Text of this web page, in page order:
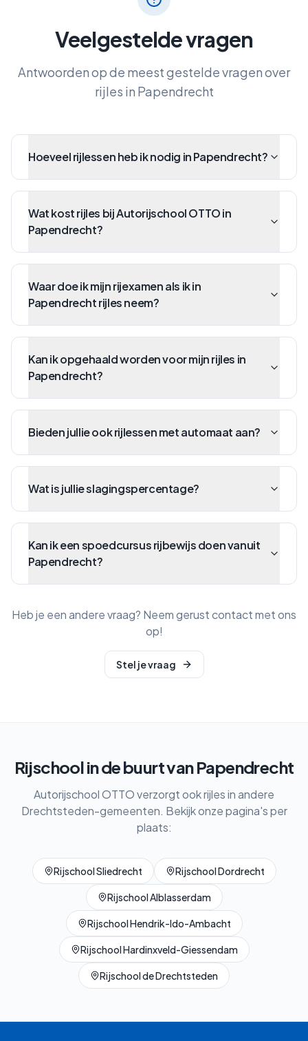
Veelgestelde vragen
Antwoorden op de meest gestelde vragen over
rijles in Papendrecht
Hoeveel rijlessen heb ik nodig in Papendrecht?
Wat kost rijles bij Autorijschool OTTO in
Papendrecht?
Waar doe ik mijn rijexamen als ik in
Papendrecht rijles neem?
Kan ik opgehaald worden voor mijn rijles in
Papendrecht?
Bieden jullie ook rijlessen met automaat aan?
Wat is jullie slagingspercentage?
Kan ik een spoedcursus rijbewijs doen vanuit
Papendrecht?
Heb je een andere vraag? Neem gerust contact met ons
op!
Stel je vraag
Rijschool in de buurt vanPapendrecht
Autorijschool OTTO verzorgt ook rijles in andere
Drechtsteden-gemeenten. Bekijk onze pagina's per
plaats:
RijschoolSliedrecht RijschoolDordrecht
RijschoolAlblasserdam
RijschoolHendrik-Ido-Ambacht
RijschoolHardinxveld-Giessendam
Rijschoolde Drechtsteden